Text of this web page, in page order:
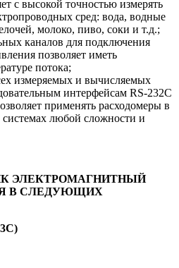
с высокой точностью измерять
сред: вода, водные
молоко, пиво, соки и т.д.;
каналов для подключения
позволяет иметь
потока;
измеряемых и вычисляемых
интерфейсам RS-232C
применять расходомеры в
любой сложности и
ЭЛЕКТРОМАГНИТНЫЙ
В СЛЕДУЮЩИХ